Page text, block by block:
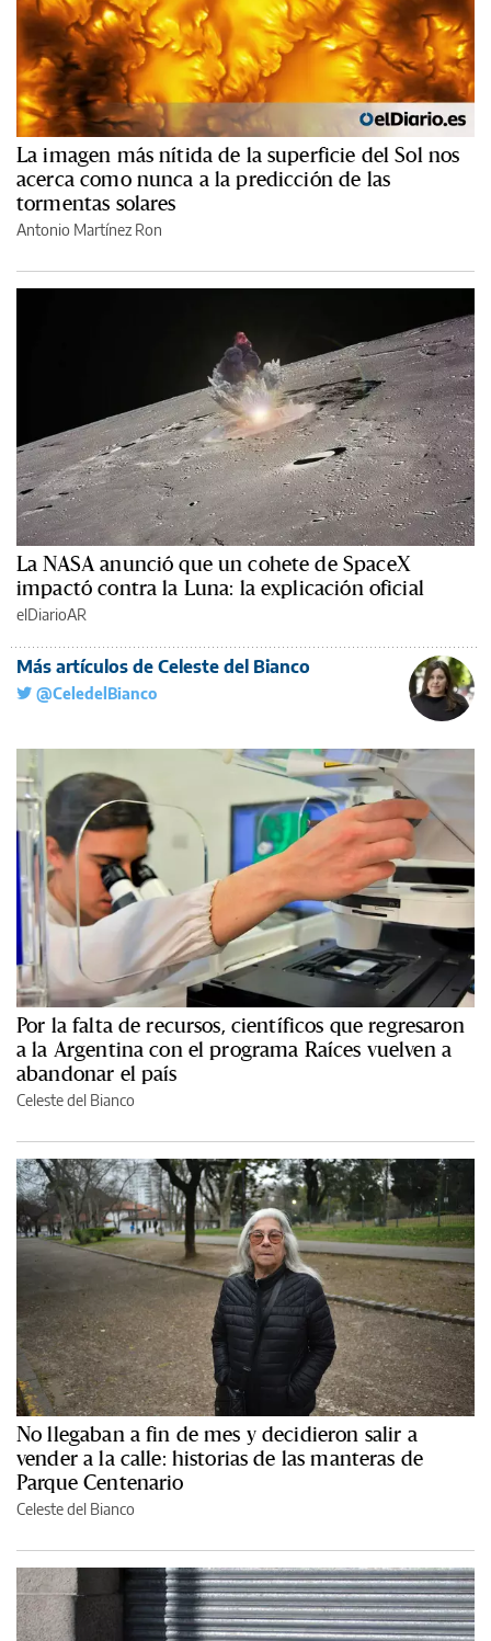
La imagen más nítida de la superficie del Sol nos
acerca como nunca a la predicción de las
tormentas solares
Antonio Martínez Ron
La NASA anunció que un cohete de SpaceX
impactó contra la Luna: la explicación oficial
elDiarioAR
Más artículos de Celeste del Bianco
@CeledelBianco
Por la falta de recursos, científicos que regresaron
a la Argentina con el programa Raíces vuelven a
abandonar el país
Celeste del Bianco
No llegaban a fin de mes y decidieron salir a
vender a la calle: historias de las manteras de
Parque Centenario
Celeste del Bianco